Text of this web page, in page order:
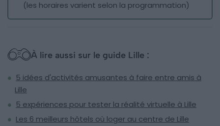
(les horaires varient selon la programmation)
À lire aussi sur le guide Lille :
5 idées d'activités amusantes à faire entre amis à
Lille
5 expériences pour tester la réalité virtuelle à Lille
Les 6 meilleurs hôtels où loger au centre de Lille